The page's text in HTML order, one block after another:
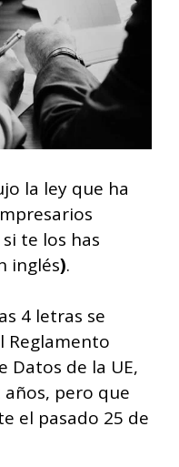
la ley que ha
si te los has
inglés).
4 letras se
Reglamento
Datos de la UE,
pero que
el pasado 25 de